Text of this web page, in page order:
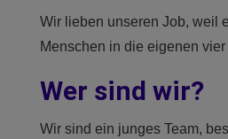
Wir lieben unseren Job, weil
Menschen in die eigenen
Wer sind wir?
Wir sind ein junges Team,